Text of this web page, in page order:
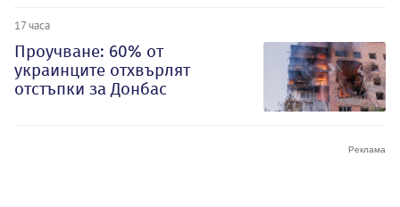
17 часа
Проучване: 60% от
украинците отхвърлят
отстъпки за Донбас